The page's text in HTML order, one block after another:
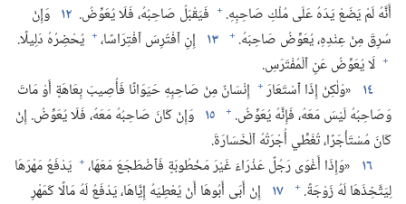
أَنَّهُ لَمْ يَضَعْ يَدَهُ عَلَى مُلْكِ صَاحِبِهِ.‏ + فَيَقْبَلُ صَاحِبُهُ،‏ فَلَا يُعَوِّضُ.‏ ١٢ وَإِنْ
سُرِقَ مِنْ عِنْدِهِ،‏ يُعَوِّضُ صَاحِبَهُ.‏ + ١٣ إِنِ ٱفْتُرِسَ ٱفْتِرَاسًا،‏ + يُحْضِرُهُ دَلِيلًا.‏
+ لَا يُعَوِّضُ عَنِ ٱلْمُفْتَرَسِ.‏
١٤ ‏«وَلٰكِنْ إِذَا ٱسْتَعَارَ + إِنْسَانٌ مِنْ صَاحِبِهِ حَيَوَانًا فَأُصِيبَ بِعَاهَةٍ أَوْ مَاتَ
وَصَاحِبُهُ لَيْسَ مَعَهُ،‏ فَإِنَّهُ يُعَوِّضُ.‏ + ١٥ وَإِنْ كَانَ صَاحِبُهُ مَعَهُ،‏ فَلَا يُعَوِّضُ.‏ إِنْ
كَانَ مُسْتَأْجَرًا،‏ تُغَطِّي أُجْرَتُهُ ٱلْخَسَارَةَ.‏
١٦ ‏«وَإِذَا أَغْوَى رَجُلٌ عَذْرَاءَ غَيْرَ مَخْطُوبَةٍ فَٱضْطَجَعَ مَعَهَا،‏ + يَدْفَعُ مَهْرَهَا
لِيَتَّخِذَهَا لَهُ زَوْجَةً.‏ + ١٧ إِنْ أَبَى أَبُوهَا أَنْ يُعْطِيَهُ إِيَّاهَا،‏ يَدْفَعُ لَهُ مَالًا كَمَهْرِ